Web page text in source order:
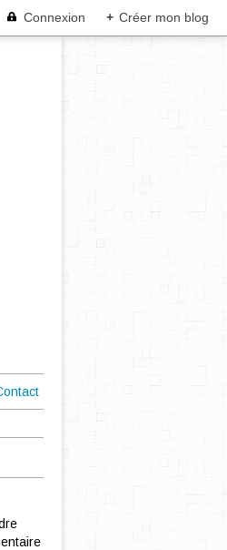
Connexion + Créer mon blog